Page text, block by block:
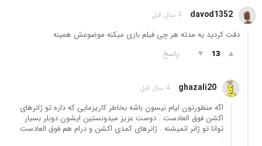
davod1352 4 سال قبل
دقت کردید یه مدته هر چی فیلم بازی میکنه موضوعش همینه
▲
13
▼ پاسخ
ghazali20 4 سال قبل
اگه منظورتون لیام نیسون باشه بخاطر کاریزمایی که داره تو ژانرهای
اکشن فوق العادست . دوست عزیز میدونستین ایشون دوبلر بسیار
توانا تو ژانر انمیشنه . ژانرهای کمدی اکشن و درام هم فوق العادست
.